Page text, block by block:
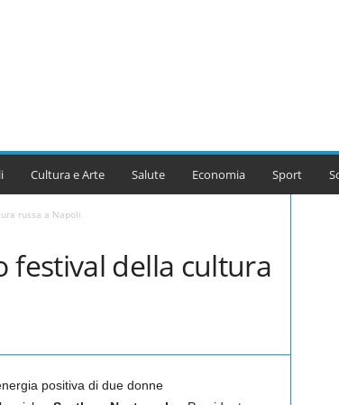
Cultura e Arte Salute Economia Sport
russa a Napoli
festival della cultura
positiva di due donne